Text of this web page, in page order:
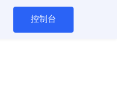
控制台